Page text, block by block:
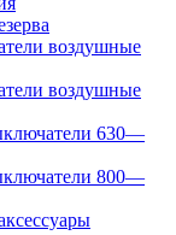
воздушные
воздушные
630—
800—